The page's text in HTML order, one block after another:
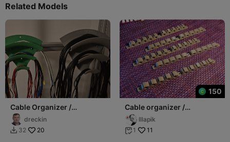
Related Models
Cable Organizer /
Органайзер для кабелей /
Kabelorganizer
dreckin
 32 20
150
Cable organizer /
Органайзер для кабелей
lllapik
 1 11